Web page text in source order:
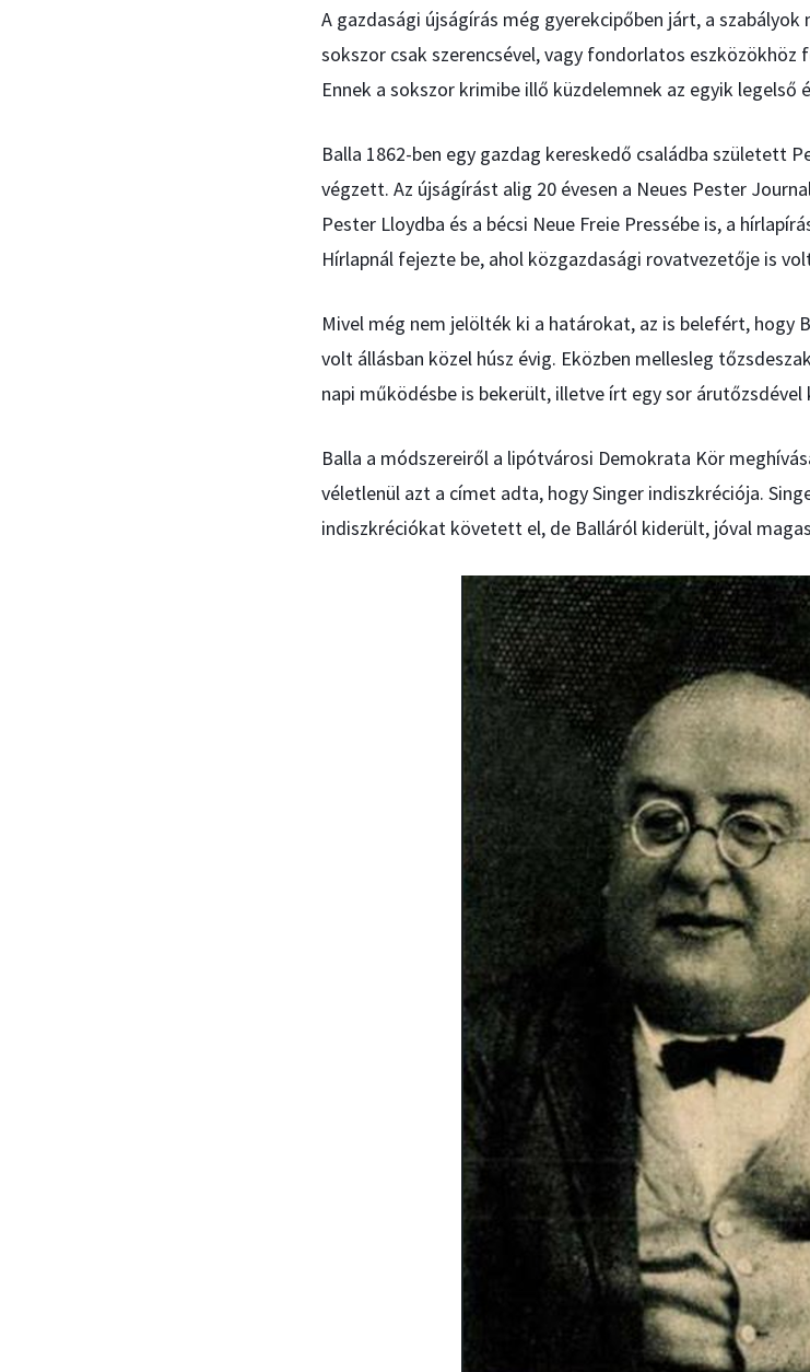
A gazdasági újságírás még gyerekcipőben járt, a
sokszor csak szerencsével, vagy fondorlatos
Ennek a sokszor krimibe illő küzdelemnek az egyik
Balla 1862-ben egy gazdag kereskedő családba született
végzett. Az újságírást alig 20 évesen a Neues Pester
Pester Lloydba és a bécsi Neue Freie Pressébe is, a
Hírlapnál fejezte be, ahol közgazdasági rovatvezetője is
Mivel még nem jelölték ki a határokat, az is belefért, hogy
volt állásban közel húsz évig. Eközben mellesleg
napi működésbe is bekerült, illetve írt egy sor
Balla a módszereiről a lipótvárosi Demokrata Kör
véletlenül azt a címet adta, hogy Singer indiszkréciója.
indiszkréciókat követett el, de Balláról kiderült, jóval